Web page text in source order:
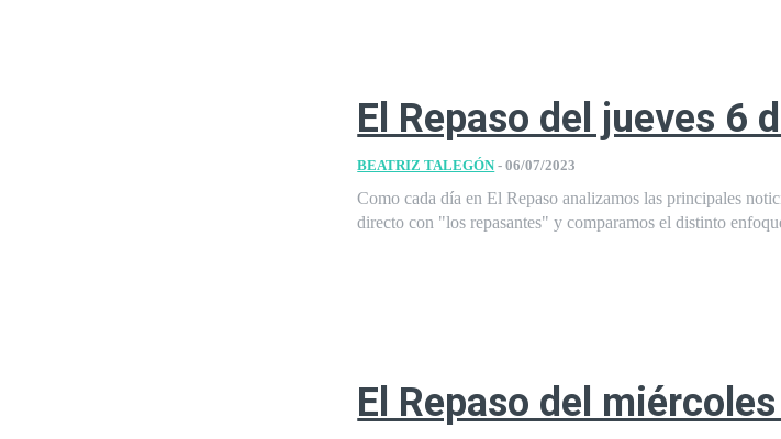
El Repaso del jueves 6
BEATRIZ TALEGÓN - 06/07/2023
Como cada día en El Repaso analizamos las principales
directo con "los repasantes" y comparamos el distinto
El Repaso del